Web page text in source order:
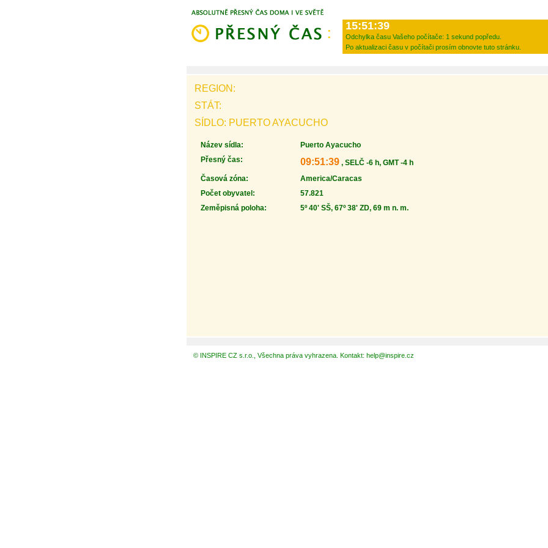
15:51:39
Odchylka času Vašeho počítače: 1 sekund popředu.
Po aktualizaci času v počítači prosím obnovte tuto stránku.
REGION:
STÁT:
SÍDLO: PUERTO AYACUCHO
Název sídla:
Puerto Ayacucho
Přesný čas:
09:51:39 , SELČ -6 h, GMT -4 h
Časová zóna:
America/Caracas
Počet obyvatel:
57.821
Zeměpisná poloha:
5º 40' SŠ, 67º 38' ZD, 69 m n. m.
© INSPIRE CZ s.r.o., Všechna práva vyhrazena. Kontakt: help@inspire.cz